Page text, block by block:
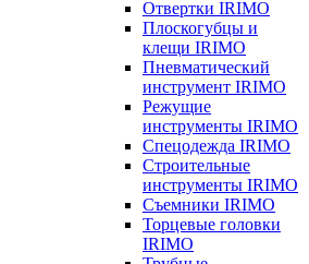
Отвертки IRIMO
Плоскогубцы и
клещи IRIMO
Пневматический
инструмент IRIMO
Режущие
инструменты IRIMO
Спецодежда IRIMO
Строительные
инструменты IRIMO
Съемники IRIMO
Торцевые головки
IRIMO